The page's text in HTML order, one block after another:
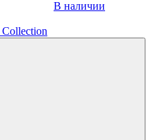
В наличии